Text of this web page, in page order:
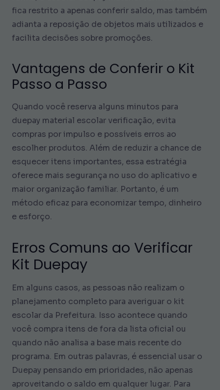
fica restrito a apenas conferir saldo, mas também
adianta a reposição de objetos mais utilizados e
facilita decisões sobre promoções.
Vantagens de Conferir o Kit
Passo a Passo
Quando você reserva alguns minutos para
duepay material escolar verificação, evita
compras por impulso e possíveis erros ao
escolher produtos. Além de reduzir a chance de
esquecer itens importantes, essa estratégia
oferece mais segurança no uso do aplicativo e
maior organização familiar. Portanto, é um
método eficaz para economizar tempo, dinheiro
e esforço.
Erros Comuns ao Verificar
Kit Duepay
Em alguns casos, as pessoas não realizam o
planejamento completo para averiguar o kit
escolar da Prefeitura. Isso acontece quando
você compra itens de fora da lista oficial ou
quando não analisa a base mais recente do
programa. Em outras palavras, é essencial usar o
Duepay pensando em prioridades, não apenas
aproveitando o saldo em qualquer lugar. Para